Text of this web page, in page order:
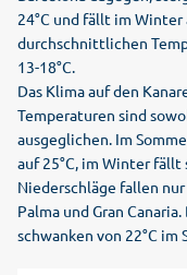
24°C und fällt im Winter
durchschnittlichen
13-18°C.
Das Klima auf den
Temperaturen sind
ausgeglichen. Im
auf 25°C, im Winter fällt
Niederschläge fallen
Palma und Gran
schwanken von 22°C im